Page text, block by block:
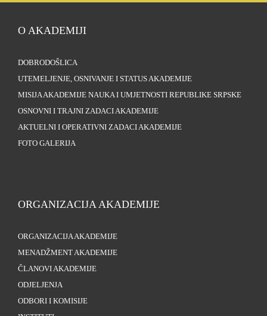
O AKADEMIJI
DOBRODOŠLICA
UTEMELJENJE, OSNIVANJE I STATUS AKADEMIJE
MISIJA AKADEMIJE NAUKA I UMJETNOSTI REPUBLIKE SRPSKE
OSNOVNI I TRAJNI ZADACI AKADEMIJE
AKTUELNI I OPERATIVNI ZADACI AKADEMIJE
FOTO GALERIJA
ORGANIZACIJA AKADEMIJE
ORGANIZACIJA AKADEMIJE
MENADŽMENT AKADEMIJE
ČLANOVI AKADEMIJE
ODJELJENJA
ODBORI I KOMISIJE